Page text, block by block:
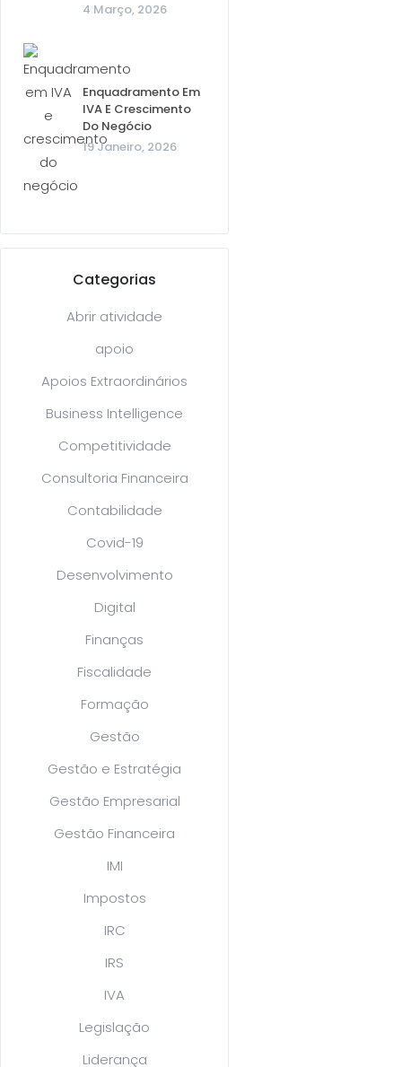
4 Março, 2026
Enquadramento Em
IVA E Crescimento
Do Negócio
19 Janeiro, 2026
Categorias
Abrir atividade
apoio
Apoios Extraordinários
Business Intelligence
Competitividade
Consultoria Financeira
Contabilidade
Covid-19
Desenvolvimento
Digital
Finanças
Fiscalidade
Formação
Gestão
Gestão e Estratégia
Gestão Empresarial
Gestão Financeira
IMI
Impostos
IRC
IRS
IVA
Legislação
Liderança